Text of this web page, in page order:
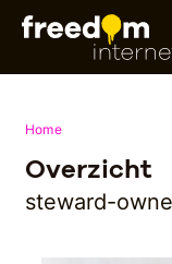
Home
Overzicht
steward-